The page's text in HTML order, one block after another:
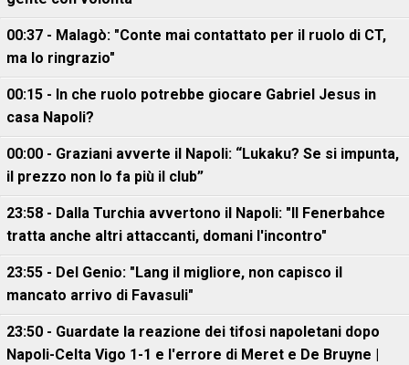
00:37 - Malagò: "Conte mai contattato per il ruolo di CT,
ma lo ringrazio"
00:15 - In che ruolo potrebbe giocare Gabriel Jesus in
casa Napoli?
00:00 - Graziani avverte il Napoli: “Lukaku? Se si impunta,
il prezzo non lo fa più il club”
23:58 - Dalla Turchia avvertono il Napoli: "Il Fenerbahce
tratta anche altri attaccanti, domani l'incontro"
23:55 - Del Genio: "Lang il migliore, non capisco il
mancato arrivo di Favasuli"
23:50 - Guardate la reazione dei tifosi napoletani dopo
Napoli-Celta Vigo 1-1 e l'errore di Meret e De Bruyne |